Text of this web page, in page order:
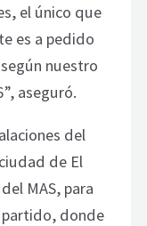
el único que
es a pedido
nuestro
aseguró.
del
de El
MAS, para
partido, donde